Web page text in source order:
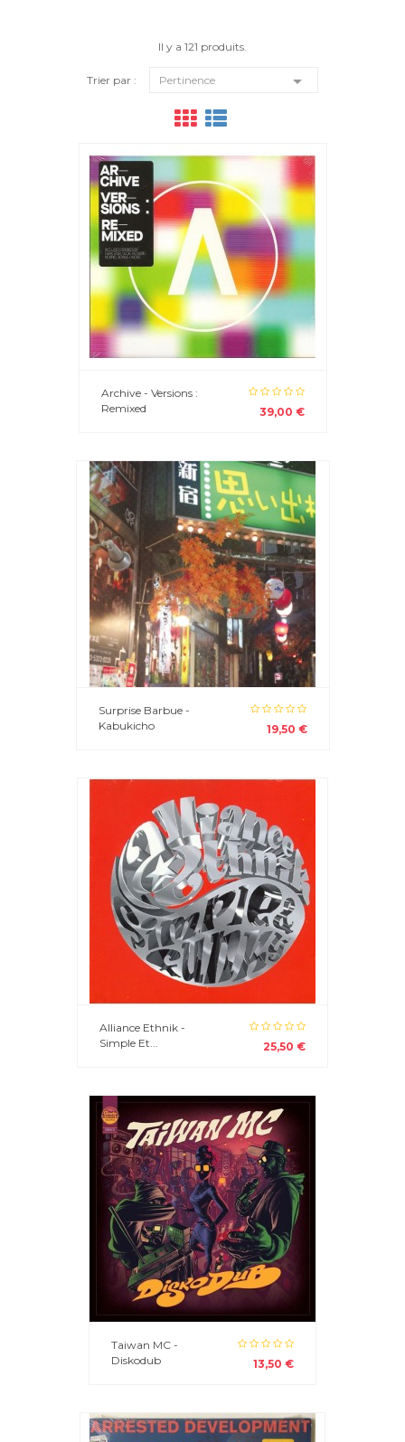
Il y a 121 produits.
Trier par : Pertinence 
Archive - Versions :
Remixed
39,00 €
Surprise Barbue -
Kabukicho
19,50 €
Alliance Ethnik -
Simple Et...
25,50 €
Taiwan MC -
Diskodub
13,50 €